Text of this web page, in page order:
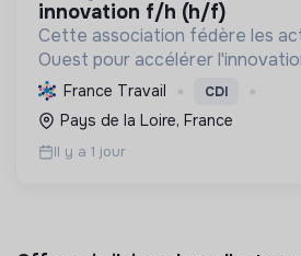
innovation f/h (h/f)
Cette association fédère les
Ouest pour accélérer
électronique et décarbonation,
transition écologique et le
économique régional.
France Travail CDI
Pays de la Loire, France
Il y a 1 jour